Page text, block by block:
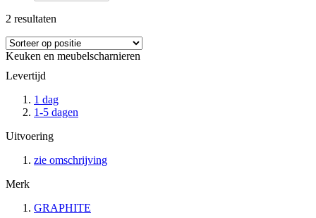
2 resultaten
Keuken en meubelscharnieren
Levertijd
1 dag
1-5 dagen
Uitvoering
zie omschrijving
Merk
GRAPHITE